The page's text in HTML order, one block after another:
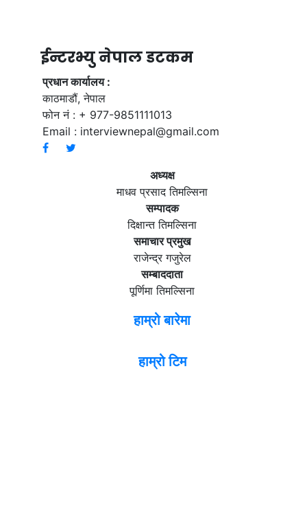
ईन्टरभ्यु नेपाल डटकम
प्रधान कार्यालय :
काठमाडौं, नेपाल
फोन नं : + 977-9851111013
Email : interviewnepal@gmail.com
अध्यक्ष
माधव प्रसाद तिमल्सिना
सम्पादक
दिक्षान्त तिमल्सिना
समाचार प्रमुख
राजेन्द्र गजुरेल
सम्बाददाता
पूर्णिमा तिमल्सिना
हाम्रो बारेमा
हाम्रो टिम